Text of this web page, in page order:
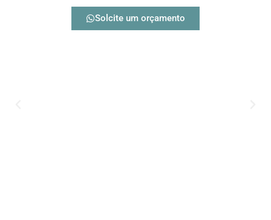
Solcite um orçamento